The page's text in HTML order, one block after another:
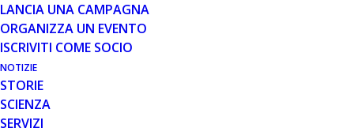
LANCIA UNA CAMPAGNA
ORGANIZZA UN EVENTO
ISCRIVITI COME SOCIO
NOTIZIE
STORIE
SCIENZA
SERVIZI